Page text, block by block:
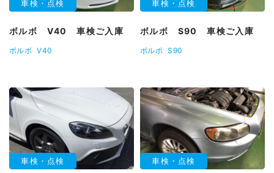
車検・点検
ボルボ V40 車検ご入庫
ボルボ V40
車検・点検
ボルボ S90 車検ご入庫
ボルボ S90
車検・点検 車検・点検